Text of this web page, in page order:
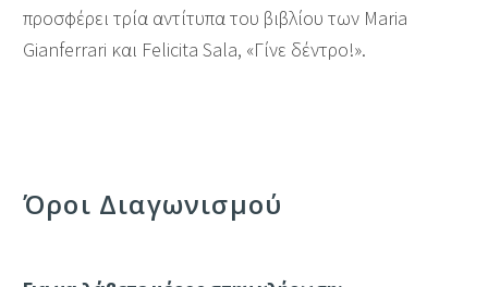
προσφέρει τρία αντίτυπα του βιβλίου των Maria
Gianferrari και Felicita Sala, «Γίνε δέντρο!».
Όροι Διαγωνισμού